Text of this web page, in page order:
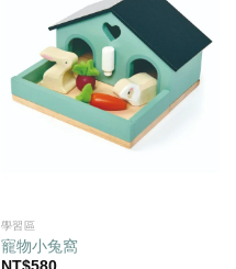
學習區
寵物小兔窩